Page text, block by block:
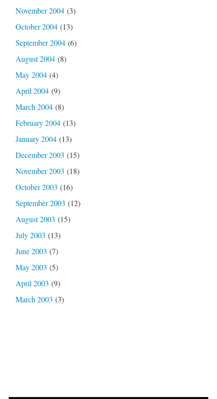
November 2004(3)
October 2004(13)
September 2004(6)
August 2004(8)
May 2004(4)
April 2004(9)
March 2004(8)
February 2004(13)
January 2004(13)
December 2003 (15)
November 2003 (18)
October 2003 (16)
September 2003 (12)
August 2003 (15)
July 2003 (13)
June 2003 (7)
May 2003 (5)
April 2003 (9)
March 2003 (3)